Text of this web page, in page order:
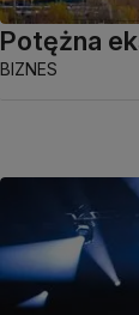
Potężna
BIZNES